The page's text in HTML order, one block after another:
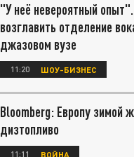
"У неё невероятный
возглавить отделение
джазовом вузе
11:20 ШОУ-БИЗНЕС
Bloomberg: Европу зимой
дизтопливо
11:11 ВОЙНА